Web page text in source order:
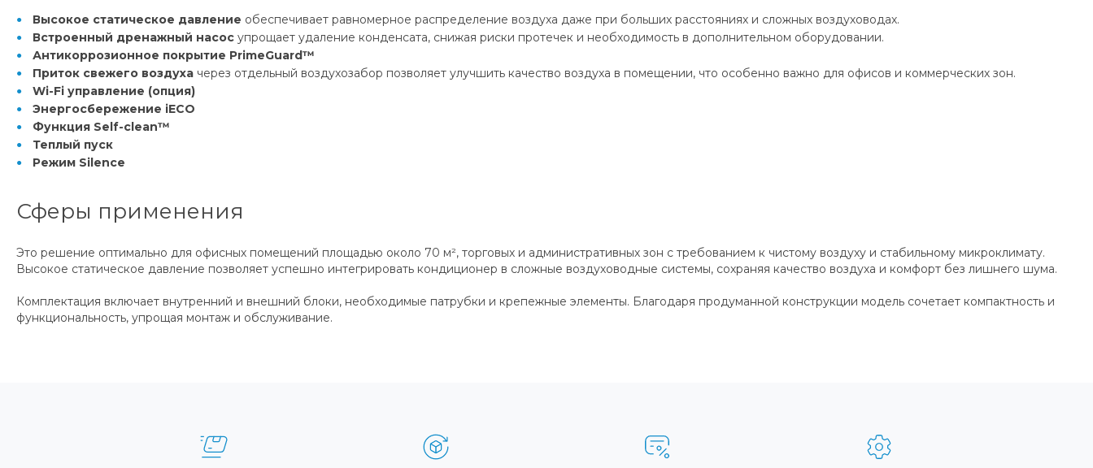
Высокое статическое давление обеспечивает равномерное распределение воздуха даже при больших расстояниях и сложных воздуховодах.
Встроенный дренажный насос упрощает удаление конденсата, снижая риски протечек и необходимость в дополнительном оборудовании.
Антикоррозионное покрытие PrimeGuard™
Приток свежего воздуха через отдельный воздухозабор позволяет улучшить качество воздуха в помещении, что особенно важно для офисов и коммерческих зон.
Wi-Fi управление (опция)
Энергосбережение iЕСО
Функция Self-clean™
Теплый пуск
Режим Silence
Сферы применения
Это решение оптимально для офисных помещений площадью около 70 м², торговых и административных зон с требованием к чистому воздуху и стабильному микроклимату.
Высокое статическое давление позволяет успешно интегрировать кондиционер в сложные воздуховодные системы, сохраняя качество воздуха и комфорт без лишнего шума.
Комплектация включает внутренний и внешний блоки, необходимые патрубки и крепежные элементы. Благодаря продуманной конструкции модель сочетает компактность и
функциональность, упрощая монтаж и обслуживание.